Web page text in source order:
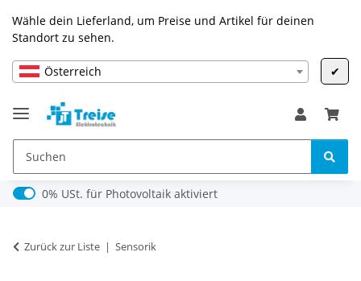
Wähle dein Lieferland, um Preise und Artikel für deinen
Standort zu sehen.
Österreich ✔
0% USt. für Photovoltaik (§ 12 Abs. 3 UStG)
0% USt. für Photovoltaik aktiviert
Zurück zur Liste Sensorik